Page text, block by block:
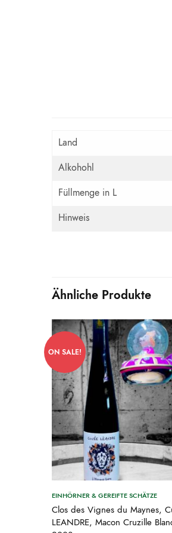
Land
Alkohohl
Füllmenge in L
Hinweis
Ähnliche Produkte
ON SALE!
EINHÖRNER & GEREIFTE SCHÄTZE
Clos des Vignes du Maynes,
LEANDRE, Macon Cruzille